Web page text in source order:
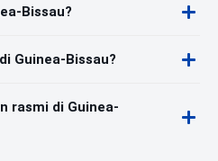
Bissau?
Guinea-Bissau?
rasmi di Guinea-